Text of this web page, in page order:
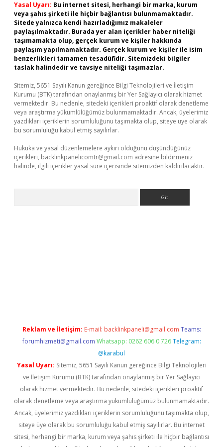
Yasal Uyarı: Bu internet sitesi, herhangi bir marka, kurum
veya şahıs şirketi ile hiçbir bağlantısı bulunmamaktadır.
Sitede yalnızca kendi hazırladığımız makaleler
paylaşılmaktadır. Burada yer alan içerikler haber niteliği
taşımamakta olup, gerçek kurum ve kişiler hakkında
paylaşım yapılmamaktadır. Gerçek kurum ve kişiler ile isim
benzerlikleri tamamen tesadüfidir. Sitemizdeki bilgiler
taslak halindedir ve tavsiye niteliği taşımazlar.
Sitemiz, 5651 Sayılı Kanun gereğince Bilgi Teknolojileri ve İletişim
Kurumu (BTK) tarafından onaylanmış bir Yer Sağlayıcı olarak hizmet
vermektedir. Bu nedenle, sitedeki içerikleri proaktif olarak denetleme
veya araştırma yükümlülüğümüz bulunmamaktadır. Ancak, üyelerimiz
yazdıkları içeriklerin sorumluluğunu taşımakta olup, siteye üye olarak
bu sorumluluğu kabul etmiş sayılırlar.
Hukuka ve yasal düzenlemelere aykırı olduğunu düşündüğünüz
içerikleri, backlinkpanelicomtr@gmail.com adresine bildirmeniz
halinde, ilgili içerikler yasal süre içerisinde sitemizden kaldırılacaktır.
Reklam ve İletişim: E-mail: backlinkpaneli@gmail.com Teams:
forumhizmeti@gmail.com Whatsapp: 0262 606 0 726 Telegram:
@karabul
Yasal Uyarı: Sitemiz, 5651 Sayılı Kanun gereğince Bilgi Teknolojileri
ve İletişim Kurumu (BTK) tarafından onaylanmış bir Yer Sağlayıcı
olarak hizmet vermektedir. Bu nedenle, sitedeki içerikleri proaktif
olarak denetleme veya araştırma yükümlülüğümüz bulunmamaktadır.
Ancak, üyelerimiz yazdıkları içeriklerin sorumluluğunu taşımakta olup,
siteye üye olarak bu sorumluluğu kabul etmiş sayılırlar. Bu internet
sitesi, herhangi bir marka, kurum veya şahıs şirketi ile hiçbir bağlantısı